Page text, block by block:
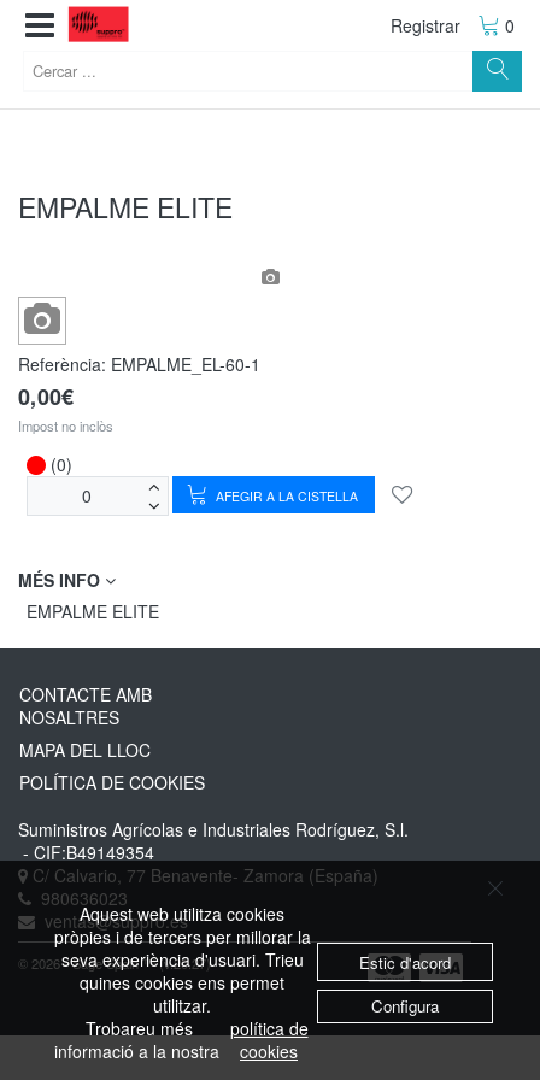
Registrar 0
EMPALME ELITE
Referència: EMPALME_EL-60-1
0,00€
Impost no inclòs
(0)
AFEGIR A LA CISTELLA
MÉS INFO
EMPALME ELITE
CONTACTE AMB
NOSALTRES
MAPA DEL LLOC
POLÍTICA DE COOKIES
Suministros Agrícolas e Industriales Rodríguez, S.l.
- CIF:B49149354
C/ Calvario, 77 Benavente- Zamora (España)
980636023
ventas@suppro.es
© 2026 - Sage Spain ™ (v.20.27)
Aquest web utilitza cookies
pròpies i de tercers per millorar la
seva experiència d'usuari. Trieu
quines cookies ens permet
utilitzar.
Trobareu més
informació a la nostra
política de
cookies
Estic d'acord
Configura